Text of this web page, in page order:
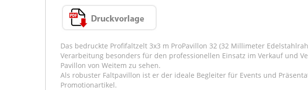
Das bedruckte Profifaltzelt 3x3 m ProPavillon 32 (32 Millimeter
Verarbeitung besonders für den professionellen Einsatz im Verkauf und
Pavillon von Weitem zu sehen.
Als robuster Faltpavillon ist er der ideale Begleiter für Events und
Promotionartikel.